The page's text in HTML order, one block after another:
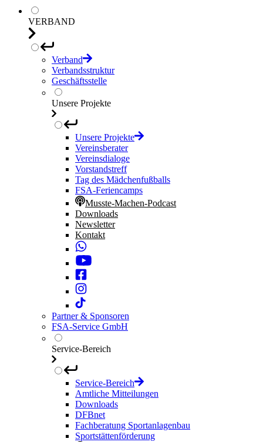
VERBAND
Verband
Verbandsstruktur
Geschäftsstelle
Unsere Projekte
Unsere Projekte
Vereinsberater
Vereinsdialoge
Vorstandstreff
Tag des Mädchenfußballs
FSA-Feriencamps
Musste-Machen-Podcast
Downloads
Newsletter
Kontakt
Partner & Sponsoren
FSA-Service GmbH
Service-Bereich
Service-Bereich
Amtliche Mitteilungen
Downloads
DFBnet
Fachberatung Sportanlagenbau
Sportstättenförderung